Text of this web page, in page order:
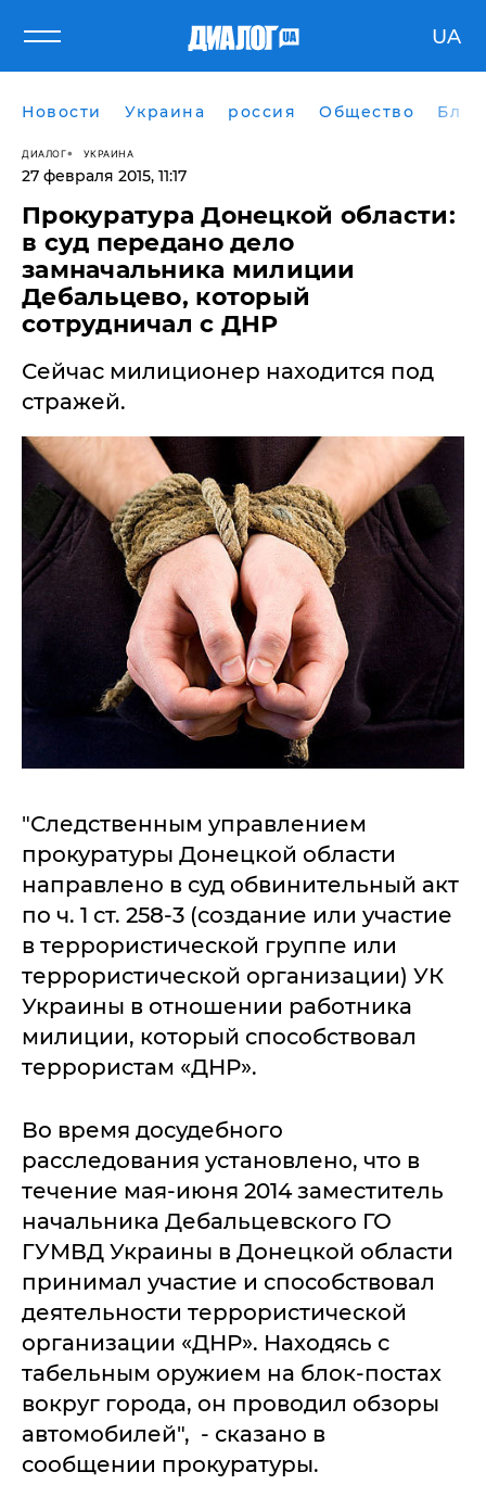
UA
Новости Украина россия Общество
ДИАЛОГ УКРАИНА
27 февраля 2015, 11:17
Прокуратура Донецкой области:
в суд передано дело
замначальника милиции
Дебальцево, который
сотрудничал с ДНР
Сейчас милиционер находится под
стражей.
"Следственным управлением
прокуратуры Донецкой области
направлено в суд обвинительный акт
по ч. 1 ст. 258-3 (создание или участие
в террористической группе или
террористической организации) УК
Украины в отношении работника
милиции, который способствовал
террористам «ДНР».
Во время досудебного
расследования установлено, что в
течение мая-июня 2014 заместитель
начальника Дебальцевского ГО
ГУМВД Украины в Донецкой области
принимал участие и способствовал
деятельности террористической
организации «ДНР». Находясь с
табельным оружием на блок-постах
вокруг города, он проводил обзоры
автомобилей", - сказано в
сообщении прокуратуры.